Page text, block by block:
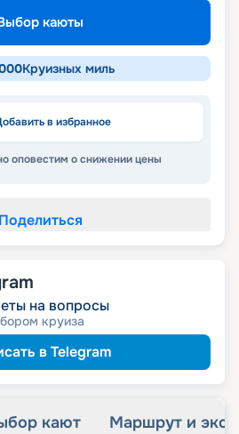
каюты
Круизных миль
в избранное
оповестим о снижении цены
Поделиться
на вопросы
круиза
в Telegram
кают Маршрут и